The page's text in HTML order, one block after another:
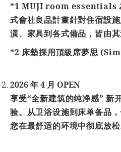
*1 MUJI room essentials
式會社良品計畫針對住宿設
潢、家具到各式備品，皆由其
*2 床墊採用頂級席夢思
2026 年 4 月 OPEN
享受“全新建筑的纯净感” 新
验。从卫浴设施到床单备品
您在最舒适的环境中彻底放松